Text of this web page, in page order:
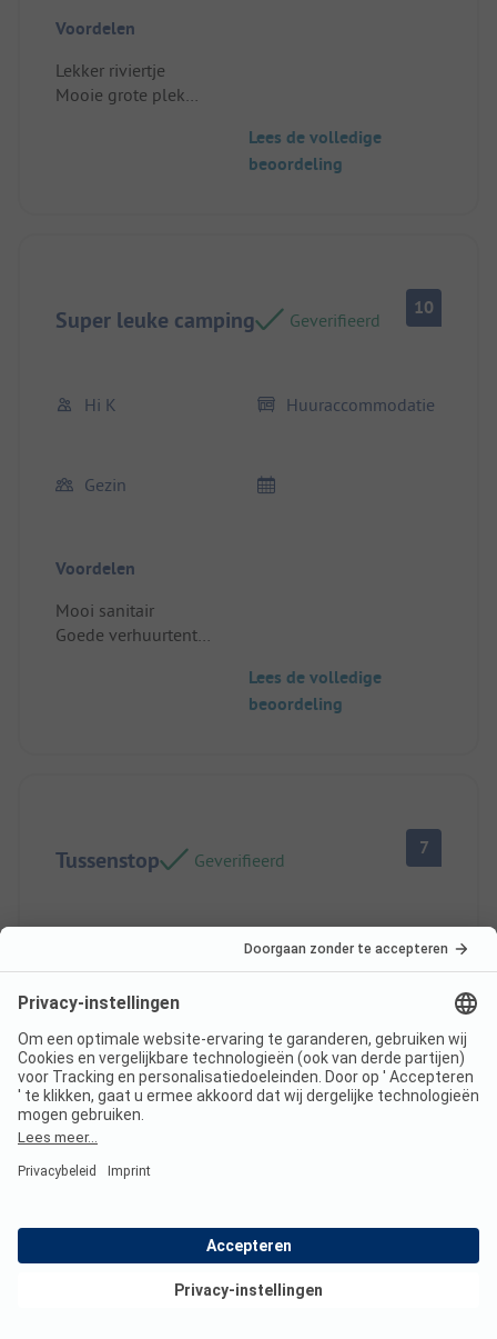
Voordelen
Lekker riviertje
Mooie grote plek
Standplaats/Huuraccommodatie: Mooie grote plek
Lees de volledige
beoordeling
Super leuke camping Geverifieerd
10
Hi K Huuraccommodatie
Gezin
Voordelen
Mooi sanitair
Goede verhuurtent
Standplaats/Huuraccommodatie: Goed geen
Lees de volledige
beoordeling
Tussenstop Geverifieerd
7
Staanplaats
Voordelen
Mooie rivier, dorpje dichtbij. Aardige eigenaren.
Standplaats/Huuraccommodatie: Plek voor
Meer schaduwplekken.
Standplaats/Huuraccommodatie: Flinke hoosbui
Bekijk deals